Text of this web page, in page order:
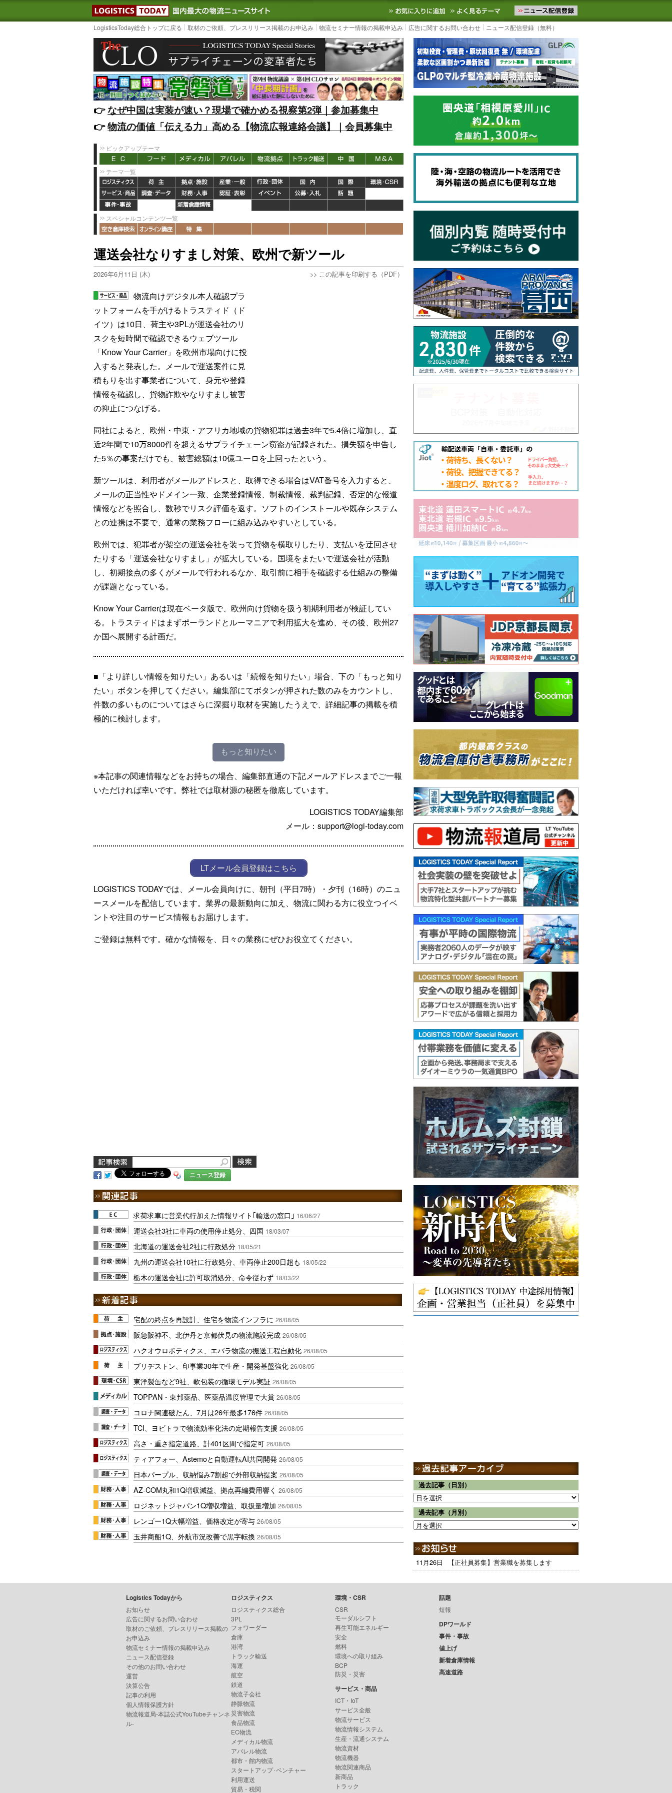
LOGISTICS TODAY｜国内最大の物流ニュースサイト3PL, SCMなど国内外の最新の物流ニュースをお届けします。物流ニュースメール配信を登録す
お気に入りに追加 よく見るテーマ
LogisticsToday総合トップに戻る 取材のご依頼、プレスリリース掲載のお申込み 物流セミナー情報の掲載申込み 広告に関するお問い合わせ ニュース配信登録（無料）
👉️なぜ中国は実装が速い？現場で確かめる視察第2弾｜参加募集中
👉️物流の価値「伝える力」高める【物流広報連絡会議】｜会員募集中
ピックアップテーマ
テーマ一覧
スペシャルコンテンツ一覧
運送会社なりすまし対策、欧州で新ツール
2026年6月11日 (木) >> この記事を印刷する（PDF）
物流向けデジタル本人確認プラ
ットフォームを手がけるトラスティド（ド
イツ）は10日、荷主や3PLが運送会社のリ
スクを短時間で確認できるウェブツール
「Know Your Carrier」を欧州市場向けに投
入すると発表した。メールで運送案件に見
積もりを出す事業者について、身元や登録
情報を確認し、貨物詐欺やなりすまし被害
の抑止につなげる。
同社によると、欧州・中東・アフリカ地域の貨物犯罪は過去3年で5.4倍に増加し、直
近2年間で10万8000件を超えるサプライチェーン窃盗が記録された。損失額を申告し
た5％の事案だけでも、被害総額は10億ユーロを上回ったという。
新ツールは、利用者がメールアドレスと、取得できる場合はVAT番号を入力すると、
メールの正当性やドメイン一致、企業登録情報、制裁情報、裁判記録、否定的な報道
情報などを照合し、数秒でリスク評価を返す。ソフトのインストールや既存システム
との連携は不要で、通常の業務フローに組み込みやすいとしている。
欧州では、犯罪者が架空の運送会社を装って貨物を横取りしたり、支払いを迂回させ
たりする「運送会社なりすまし」が拡大している。国境をまたいで運送会社が活動
し、初期接点の多くがメールで行われるなか、取引前に相手を確認する仕組みの整備
が課題となっている。
Know Your Carrierは現在ベータ版で、欧州向け貨物を扱う初期利用者が検証してい
る。トラスティドはまずポーランドとルーマニアで利用拡大を進め、その後、欧州27
か国へ展開する計画だ。
■「より詳しい情報を知りたい」あるいは「続報を知りたい」場合、下の「もっと知り
たい」ボタンを押してください。編集部にてボタンが押された数のみをカウントし、
件数の多いものについてはさらに深掘り取材を実施したうえで、詳細記事の掲載を積
極的に検討します。
もっと知りたい
※本記事の関連情報などをお持ちの場合、編集部直通の下記メールアドレスまでご一報
いただければ幸いです。弊社では取材源の秘匿を徹底しています。
LOGISTICS TODAY編集部
メール：support@logi-today.com
LTメール会員登録はこちら
LOGISTICS TODAYでは、メール会員向けに、朝刊（平日7時）・夕刊（16時）のニュ
ースメールを配信しています。業界の最新動向に加え、物流に関わる方に役立つイベ
ントや注目のサービス情報もお届けします。
ご登録は無料です。確かな情報を、日々の業務にぜひお役立てください。
ニュース登録
求荷求車に営業代行加えた情報サイト｢輸送の窓口｣ 16/06/27
運送会社3社に車両の使用停止処分、四国 18/03/07
北海道の運送会社2社に行政処分 18/05/21
九州の運送会社10社に行政処分、車両停止200日超も 18/05/22
栃木の運送会社に許可取消処分、命令従わず 18/03/22
宅配の終点を再設計、住宅を物流インフラに 26/08/05
阪急阪神不、北伊丹と京都伏見の物流施設完成 26/08/05
ハクオウロボティクス、エバラ物流の搬送工程自動化 26/08/05
ブリヂストン、印事業30年で生産・開発基盤強化 26/08/05
東洋製缶など9社、軟包装の循環モデル実証 26/08/05
TOPPAN・東邦薬品、医薬品温度管理で大賞 26/08/05
コロナ関連破たん、7月は26年最多176件 26/08/05
TCI、ヨビトラで物流効率化法の定期報告支援 26/08/05
高さ・重さ指定道路、計401区間で指定可 26/08/05
ティアフォー、Astemoと自動運転AI共同開発 26/08/05
日本パープル、収納悩み7割超で外部収納提案 26/08/05
AZ-COM丸和1Q増収減益、拠点再編費用響く 26/08/05
ロジネットジャパン1Q増収増益、取扱量増加 26/08/05
レンゴー1Q大幅増益、価格改定が寄与 26/08/05
玉井商船1Q、外航市況改善で黒字転換 26/08/05
過去記事（日別）
過去記事（月別）
11月26日 【正社員募集】営業職を募集します
Logistics Todayから
お知らせ
広告に関するお問い合わせ
取材のご依頼、プレスリリース掲載の
お申込み
物流セミナー情報の掲載申込み
ニュース配信登録
その他のお問い合わせ
運営
決算公告
記事の利用
個人情報保護方針
物流報道局-本誌公式YouTubeチャンネ
ル-
ロジスティクス
ロジスティクス総合
3PL
フォワーダー
倉庫
港湾
トラック輸送
海運
航空
鉄道
物流子会社
静脈物流
災害物流
食品物流
EC物流
メディカル物流
アパレル物流
都市・館内物流
スタートアップ･ベンチャー
利用運送
貿易・税関
環境・CSR
CSR
モーダルシフト
再生可能エネルギー
安全
燃料
環境への取り組み
BCP
防災・災害
サービス・商品
ICT・IoT
サービス全般
物流サービス
物流情報システム
生産・流通システム
物流資材
物流機器
物流関連商品
新商品
トラック
話題
短報
DPワールド
事件・事故
値上げ
新着倉庫情報
高速道路